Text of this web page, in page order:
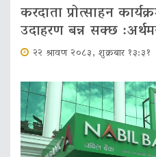
करदाता प्रोत्साहन
उदाहरण बन्न सक्छ
२२ श्रावण २०८३, शुक्रबार १३:३१